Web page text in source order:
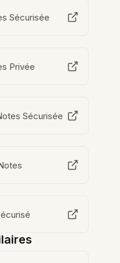
Sécurisée
Privée
Sécurisée